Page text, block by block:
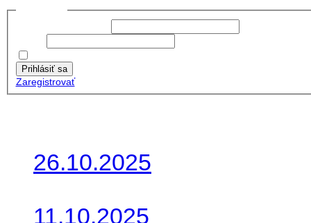
Prihlásiť sa
Zaregistrovať
26.10.2025
11.10.2025